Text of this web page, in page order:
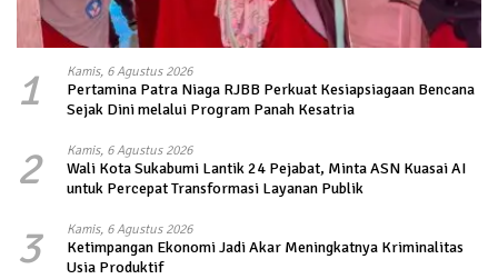
1 Kamis, 6 Agustus 2026
Pertamina Patra Niaga RJBB Perkuat Kesiapsiagaan Bencana
Sejak Dini melalui Program Panah Kesatria
2 Kamis, 6 Agustus 2026
Wali Kota Sukabumi Lantik 24 Pejabat, Minta ASN Kuasai AI
untuk Percepat Transformasi Layanan Publik
3 Kamis, 6 Agustus 2026
Ketimpangan Ekonomi Jadi Akar Meningkatnya Kriminalitas
Usia Produktif